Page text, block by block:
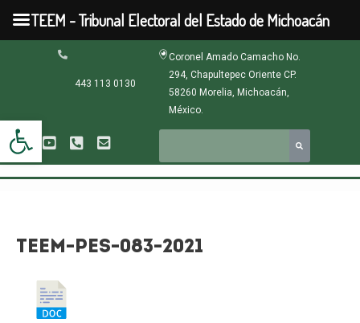
Abrir barra de herramientas
contenido
443 113 0130
Coronel Amado Camacho No.
294, Chapultepec Oriente CP.
58260 Morelia, Michoacán,
México.
TEEM-PES-083-2021
TEEM - Tribunal Electoral del Estado de Michoacán